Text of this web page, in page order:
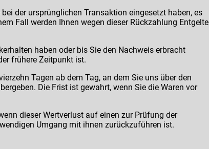
der ursprünglichen Transaktion eingesetzt haben, es
Fall werden Ihnen wegen dieser Rückzahlung Entgelte
haben oder bis Sie den Nachweis erbracht
frühere Zeitpunkt ist.
Tagen ab dem Tag, an dem Sie uns über den
Die Frist ist gewahrt, wenn Sie die Waren vor
dieser Wertverlust auf einen zur Prüfung der
Umgang mit ihnen zurückzuführen ist.